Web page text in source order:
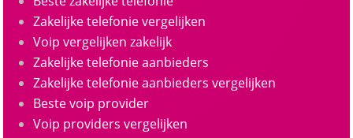
Zakelijke telefonie vergelijken
Voip vergelijken zakelijk
Zakelijke telefonie aanbieders
Zakelijke telefonie aanbieders vergelijken
Beste voip provider
Voip providers vergelijken